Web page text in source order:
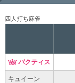
四人打ち麻雀
バクティス
キュイーン